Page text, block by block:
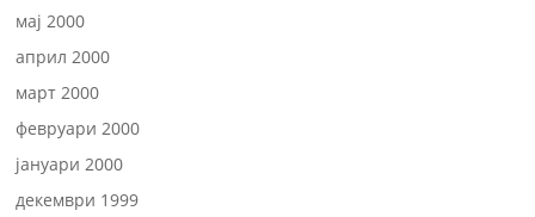
мај 2000
април 2000
март 2000
февруари 2000
јануари 2000
декември 1999